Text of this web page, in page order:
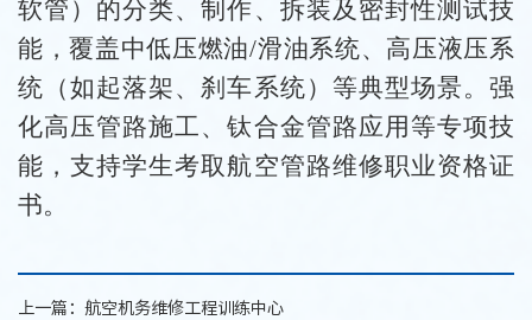
软管）的分类、制作、拆装及密封性测试技
能，覆盖中低压燃油/滑油系统、高压液压系
统（如起落架、刹车系统）等典型场景。强
化高压管路施工、钛合金管路应用等专项技
能，支持学生考取航空管路维修职业资格证
书。
上一篇： 航空机务维修工程训练中心